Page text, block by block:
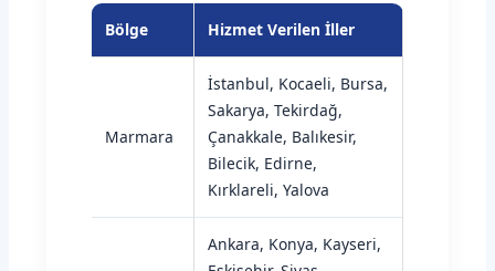
Bölge Hizmet Verilen İller
Marmara
İstanbul, Kocaeli, Bursa,
Sakarya, Tekirdağ,
Çanakkale, Balıkesir,
Bilecik, Edirne,
Kırklareli, Yalova
Ankara, Konya, Kayseri,